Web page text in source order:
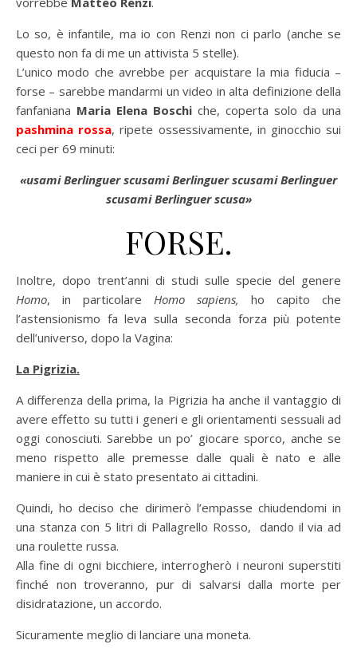
Lo so, è infantile, ma io con Renzi non ci parlo (anche se
questo non fa di me un attivista 5 stelle).
L’unico modo che avrebbe per acquistare la mia fiducia –
forse – sarebbe mandarmi un video in alta definizione della
fanfaniana Maria Elena Boschi che, coperta solo da una
pashmina rossa, ripete ossessivamente, in ginocchio sui
ceci per 69 minuti:
«usami Berlinguer scusami Berlinguer scusami Berlinguer
scusami Berlinguer scusa»
FORSE.
Inoltre, dopo trent’anni di studi sulle specie del genere
Homo, in particolare Homo sapiens, ho capito che
l’astensionismo fa leva sulla seconda forza più potente
dell’universo, dopo la Vagina:
La Pigrizia.
A differenza della prima, la Pigrizia ha anche il vantaggio di
avere effetto su tutti i generi e gli orientamenti sessuali ad
oggi conosciuti. Sarebbe un po’ giocare sporco, anche se
meno rispetto alle premesse dalle quali è nato e alle
maniere in cui è stato presentato ai cittadini.
Quindi, ho deciso che dirimerò l’empasse chiudendomi in
una stanza con 5 litri di Pallagrello Rosso, dando il via ad
una roulette russa.
Alla fine di ogni bicchiere, interrogherò i neuroni superstiti
finché non troveranno, pur di salvarsi dalla morte per
disidratazione, un accordo.
Sicuramente meglio di lanciare una moneta.